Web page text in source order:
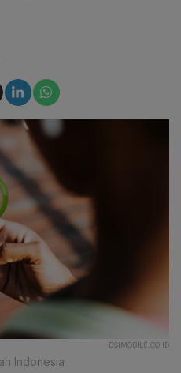
BSIMOBILE.CO.ID
Indonesia